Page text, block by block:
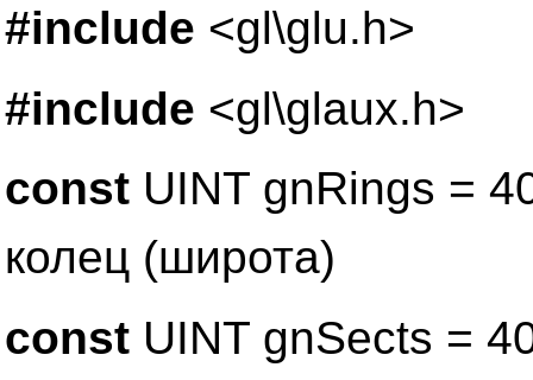
#include <gl\glu.h>
#include <gl\glaux.h>
const UINT gnRings =
колец (широта)
const UINT gnSects =